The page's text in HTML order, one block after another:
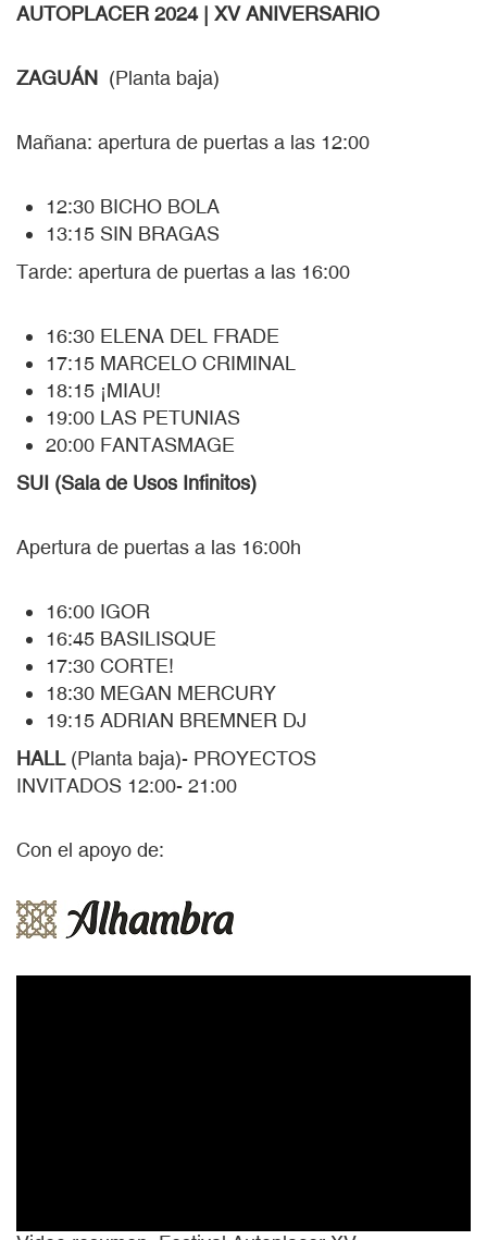
AUTOPLACER 2024 | XV ANIVERSARIO
ZAGUÁN (Planta baja)
Mañana: apertura de puertas a las 12:00
12:30 BICHO BOLA
13:15 SIN BRAGAS
Tarde: apertura de puertas a las 16:00
16:30 ELENA DEL FRADE
17:15 MARCELO CRIMINAL
18:15 ¡MIAU!
19:00 LAS PETUNIAS
20:00 FANTASMAGE
SUI (Sala de Usos Infinitos)
Apertura de puertas a las 16:00h
16:00 IGOR
16:45 BASILISQUE
17:30 CORTE!
18:30 MEGAN MERCURY
19:15 ADRIAN BREMNER DJ
HALL(Planta baja)- PROYECTOS
INVITADOS 12:00- 21:00
Con el apoyo de: